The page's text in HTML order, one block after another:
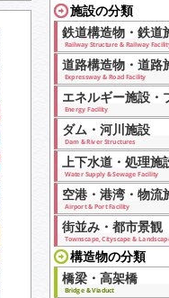
施設の分類
鉄道構造物・鉄道
Railway Structure & Railway
道路構造物・道路
Expressway & Road Facility
エネルギー施設・
Energy Facility
ダム・河川施設
Dam & River Structures
上下水道・処理施
Water Supply & Sewage Facility
空港・港湾・物流
Airport & Port Facility
街並み・都市景観
Townscape, Cityscape &
構造物の分類
橋梁・高架橋
Bridge & Viaduct